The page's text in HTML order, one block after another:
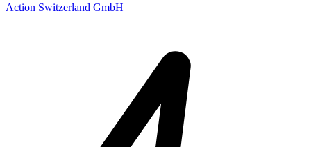
Action Switzerland GmbH